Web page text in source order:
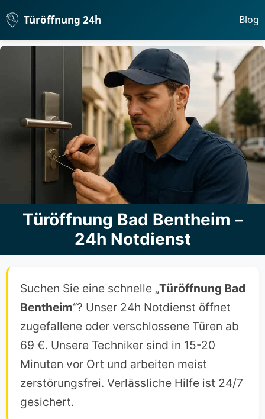
Türöffnung 24h Blog
Türöffnung Bad Bentheim –
24h Notdienst
Suchen Sie eine schnelle „Türöffnung Bad
Bentheim“? Unser 24h Notdienst öffnet
zugefallene oder verschlossene Türen ab
69 €. Unsere Techniker sind in 15-20
Minuten vor Ort und arbeiten meist
zerstörungsfrei. Verlässliche Hilfe ist 24/7
gesichert.